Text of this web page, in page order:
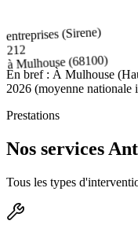
entreprises (Sirene)
212
àMulhouse(68100)
En bref : À Mulhouse
2026 (moyenne nationale
Prestations
Nos services
Tous les types